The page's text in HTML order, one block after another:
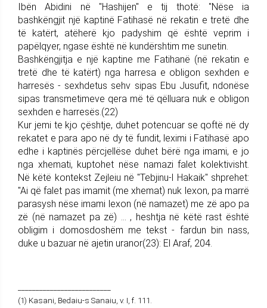
Ibën Abidini në "Hashijen" e tij thotë: "Nëse ia
bashkëngjit një kaptinë Fatihasë në rekatin e tretë dhe
të katërt, atëherë kjo padyshim që është veprim i
papëlqyer, ngase është në kundërshtim me sunetin.
Bashkëngjitja e një kaptine me Fatihanë (në rekatin e
tretë dhe të katërt) nga harresa e obligon sexhden e
harresës - sexhdetus sehv sipas Ebu Jusufit, ndonëse
sipas transmetimeve qera më të qëlluara nuk e obligon
sexhden e harresës.(22)
Kur jemi te kjo çështje, duhet potencuar se qoftë në dy
rekatet e para apo në dy të fundit, leximi i Fatihasë apo
edhe i kaptinës përcjellëse duhet bërë nga imami, e jo
nga xhemati, kuptohet nëse namazi falet kolektivisht.
Në këtë kontekst Zejleiu në "Tebjinu-l Hakaik" shprehet:
"Ai që falet pas imamit (me xhemat) nuk lexon, pa marrë
parasysh nëse imami lexon (në namazet) me zë apo pa
zë (në namazet pa zë) ... , heshtja në këtë rast është
obligim i domosdoshëm me tekst - fardun bin nass,
duke u bazuar në ajetin uranor(23): El Araf, 204.
(1) Kasani, Bedaiu-s Sanaiu, v. I, f. 111.